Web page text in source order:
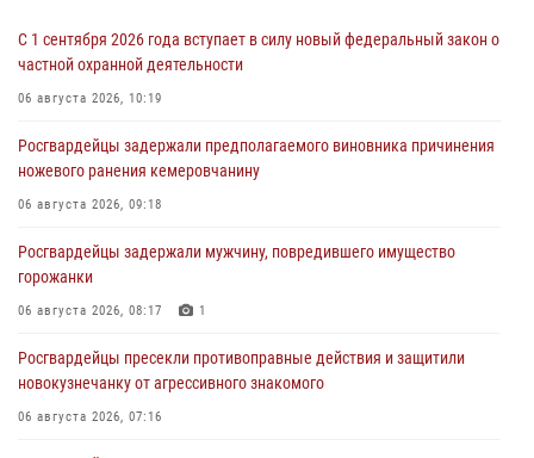
С 1 сентября 2026 года вступает в силу новый федеральный закон о
частной охранной деятельности
06 августа 2026, 10:19
Росгвардейцы задержали предполагаемого виновника причинения
ножевого ранения кемеровчанину
06 августа 2026, 09:18
Росгвардейцы задержали мужчину, повредившего имущество
горожанки
06 августа 2026, 08:17 1
Росгвардейцы пресекли противоправные действия и защитили
новокузнечанку от агрессивного знакомого
06 августа 2026, 07:16